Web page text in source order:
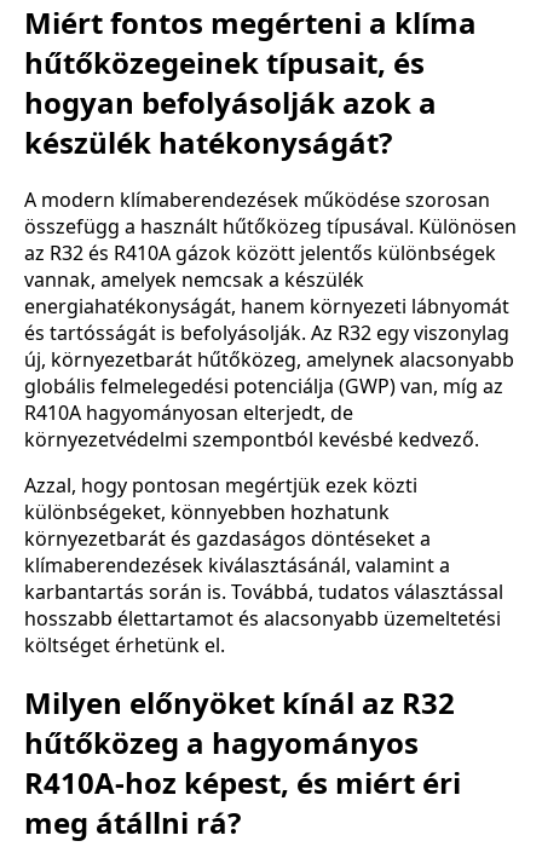
Miért fontos megérteni a klíma
hűtőközegeinek típusait, és
hogyan befolyásolják azok a
készülék hatékonyságát?
A modern klímaberendezések működése szorosan
összefügg a használt hűtőközeg típusával. Különösen
az R32 és R410A gázok között jelentős különbségek
vannak, amelyek nemcsak a készülék
energiahatékonyságát, hanem környezeti lábnyomát
és tartósságát is befolyásolják. Az R32 egy viszonylag
új, környezetbarát hűtőközeg, amelynek alacsonyabb
globális felmelegedési potenciálja (GWP) van, míg az
R410A hagyományosan elterjedt, de
környezetvédelmi szempontból kevésbé kedvező.
Azzal, hogy pontosan megértjük ezek közti
különbségeket, könnyebben hozhatunk
környezetbarát és gazdaságos döntéseket a
klímaberendezések kiválasztásánál, valamint a
karbantartás során is. Továbbá, tudatos választással
hosszabb élettartamot és alacsonyabb üzemeltetési
költséget érhetünk el.
Milyen előnyöket kínál az R32
hűtőközeg a hagyományos
R410A-hoz képest, és miért éri
meg átállni rá?